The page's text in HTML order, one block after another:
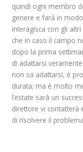
quindi ogni membro
genere e farà in
interagisca con gli
che in caso il campo
dopo la prima
di adattarsi
non sa adattarsi, è
durata; ma è molto
l’estate sarà un
direttore vi contatterà
di risolvere il